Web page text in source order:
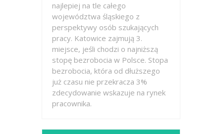
najlepiej na tle całego
województwa śląskiego z
perspektywy osób szukających
pracy. Katowice zajmują 3.
miejsce, jeśli chodzi o najniższą
stopę bezrobocia w Polsce. Stopa
bezrobocia, która od dłuższego
już czasu nie przekracza 3%
zdecydowanie wskazuje na rynek
pracownika.